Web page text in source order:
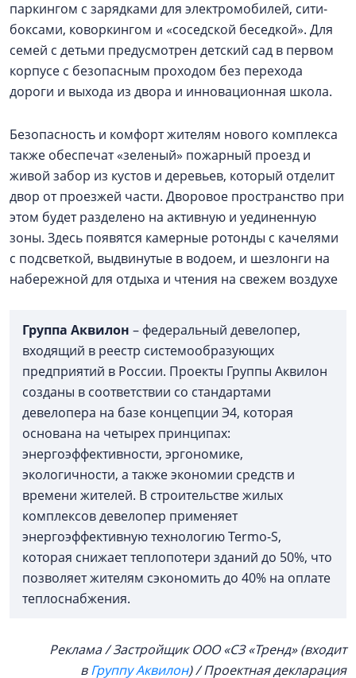
паркингом с зарядками для электромобилей, сити-
боксами, коворкингом и «соседской беседкой». Для
семей с детьми предусмотрен детский сад в первом
корпусе с безопасным проходом без перехода
дороги и выхода из двора и инновационная школа.
Безопасность и комфорт жителям нового комплекса
также обеспечат «зеленый» пожарный проезд и
живой забор из кустов и деревьев, который отделит
двор от проезжей части. Дворовое пространство при
этом будет разделено на активную и уединенную
зоны. Здесь появятся камерные ротонды с качелями
с подсветкой, выдвинутые в водоем, и шезлонги на
набережной для отдыха и чтения на свежем воздухе
Группа Аквилон – федеральный девелопер,
входящий в реестр системообразующих
предприятий в России. Проекты Группы Аквилон
созданы в соответствии со стандартами
девелопера на базе концепции Э4, которая
основана на четырех принципах:
энергоэффективности, эргономике,
экологичности, а также экономии средств и
времени жителей. В строительстве жилых
комплексов девелопер применяет
энергоэффективную технологию Termo-S,
которая снижает теплопотери зданий до 50%, что
позволяет жителям сэкономить до 40% на оплате
теплоснабжения.
Реклама / Застройщик ООО «СЗ «Тренд» (входит
вГруппу Аквилон) / Проектная декларация